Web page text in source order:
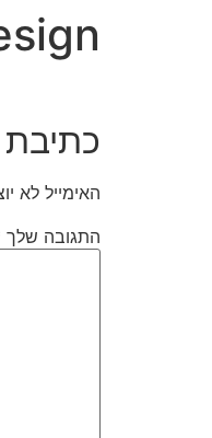
האימייל לא
התגובה שלך